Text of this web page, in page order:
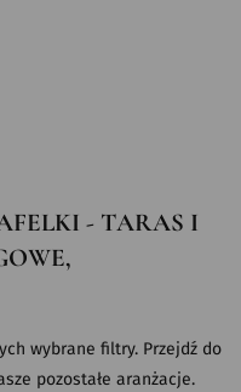
- TARAS I
wybrane filtry. Przejdź do
pozostałe aranżacje.